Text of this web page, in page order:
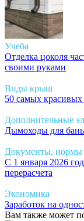
Учеба
Отделка цоколя
своими руками
Виды крыш
50 самых
Дополнительные
Дымоходы для
Документы, нормы
С 1 января 2026
перерасчета
Экономика
Заработок на
Вам также может